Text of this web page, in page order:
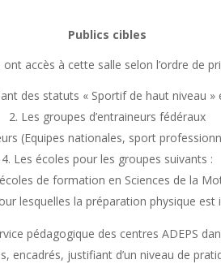
Publics cibles
ont accès à cette salle selon l’ordre de
des statuts « Sportif de haut niveau »
Les groupes d’entraineurs fédéraux
(Equipes nationales, sport
Les écoles pour les groupes suivants :
de formation en Sciences de la
lesquelles la préparation physique
pédagogique des centres ADEPS
encadrés, justifiant d’un niveau de